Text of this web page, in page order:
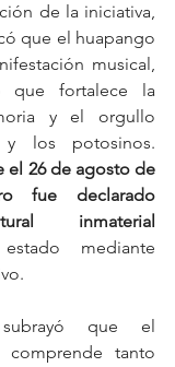
de la iniciativa,
que el huapango
musical,
que fortalece la
y el orgullo
los potosinos.
el 26 de agosto de
fue declarado
mediante
que el
comprende tanto